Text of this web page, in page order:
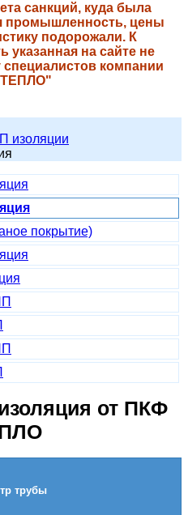
санкций, куда была
промышленность, цены
подорожали. К
указанная на сайте не
специалистов компании
изоляции
покрытие)
от ПКФ
трубы